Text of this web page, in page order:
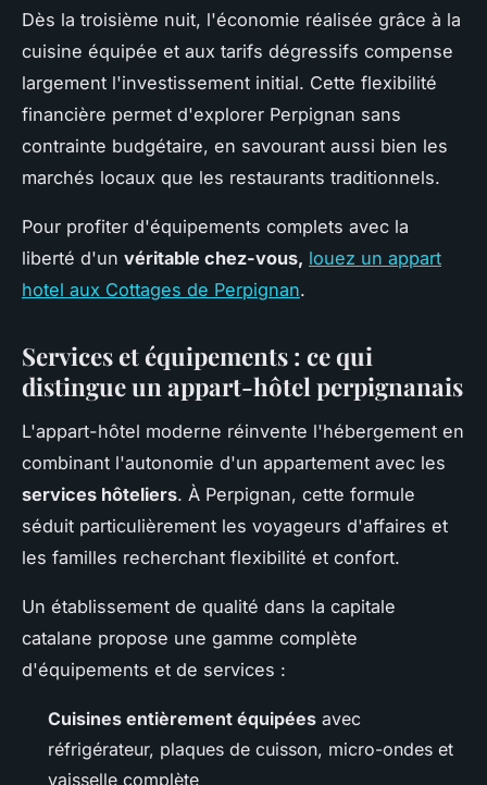
Dès la troisième nuit, l'économie réalisée grâce à la
cuisine équipée et aux tarifs dégressifs compense
largement l'investissement initial. Cette flexibilité
financière permet d'explorer Perpignan sans
contrainte budgétaire, en savourant aussi bien les
marchés locaux que les restaurants traditionnels.
Pour profiter d'équipements complets avec la
liberté d'un véritable chez-vous, louez un appart
hotel aux Cottages de Perpignan.
Services et équipements : ce qui
distingue un appart-hôtel perpignanais
L'appart-hôtel moderne réinvente l'hébergement en
combinant l'autonomie d'un appartement avec les
services hôteliers. À Perpignan, cette formule
séduit particulièrement les voyageurs d'affaires et
les familles recherchant flexibilité et confort.
Un établissement de qualité dans la capitale
catalane propose une gamme complète
d'équipements et de services :
Cuisines entièrement équipées avec
réfrigérateur, plaques de cuisson, micro-ondes et
vaisselle complète